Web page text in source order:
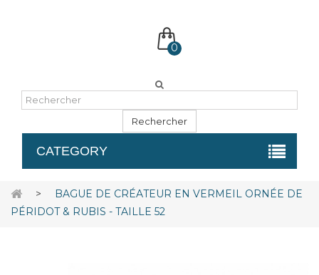
0
Rechercher
CATEGORY
>
BAGUE DE CRÉATEUR EN VERMEIL ORNÉE DE
PÉRIDOT & RUBIS - TAILLE 52